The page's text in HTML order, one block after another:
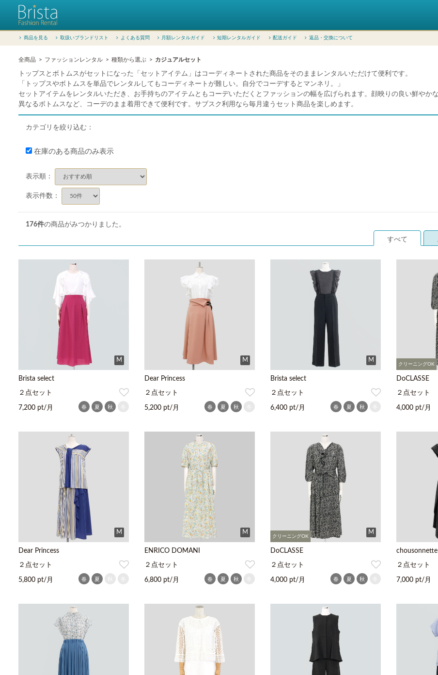
商品を見る 取扱いブランドリスト よくある質問 月額レンタルガイド 短期レンタルガイド 配送ガイド 返品・交換について
全商品 ファッションレンタル 種類から選ぶ カジュアルセット
トップスとボトムスがセットになった「セットアイテム」はコーディネートされた商品をそのままレンタルいただけて便利です。
「トップスやボトムスを単品でレンタルしてもコーディネートが難しい。自分でコーデするとマンネリ。」
セットアイテムをレンタルいただき、お手持ちのアイテムともコーデいただくとファッションの幅を広げられます。顔映りの良い鮮や
異なるボトムスなど、コーデのまま着用できて便利です。サブスク利用なら毎月違うセット商品を楽しめます。
カテゴリを絞り込む：
在庫のある商品のみ表示
表示順：
表示件数：
176件の商品がみつかりました。
すべて
M
Brista select
２点セット
7,200 pt/月 春 夏 秋
M
Dear Princess
２点セット
5,200 pt/月 春 夏 秋
M
Brista select
２点セット
6,400 pt/月 春 夏 秋
クリーニングOK
DoCLASSE
２点セット
4,000 pt/月
M
Dear Princess
２点セット
5,800 pt/月 春 夏
M
ENRICO DOMANI
２点セット
6,800 pt/月 春 夏 秋
クリーニングOK
M
DoCLASSE
２点セット
4,000 pt/月 春 夏 秋
chousonnette
２点セット
7,000 pt/月